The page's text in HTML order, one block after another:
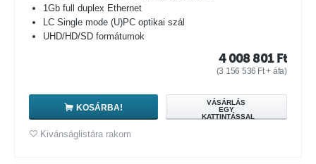
1Gb full duplex Ethernet
LC Single mode (U)PC optikai szál
UHD/HD/SD formátumok
4 008 801 Ft
(3 156 536 Ft+ áfa)
KOSÁRBA!
VÁSÁRLÁS
EGY
KATTINTÁSSAL
Kivánságlistára rakom